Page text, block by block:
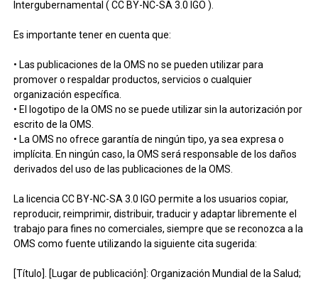
Intergubernamental ( CC BY-NC-SA 3.0 IGO ).
Es importante tener en cuenta que:
• Las publicaciones de la OMS no se pueden utilizar para
promover o respaldar productos, servicios o cualquier
organización específica.
• El logotipo de la OMS no se puede utilizar sin la autorización por
escrito de la OMS.
• La OMS no ofrece garantía de ningún tipo, ya sea expresa o
implícita. En ningún caso, la OMS será responsable de los daños
derivados del uso de las publicaciones de la OMS.
La licencia CC BY-NC-SA 3.0 IGO permite a los usuarios copiar,
reproducir, reimprimir, distribuir, traducir y adaptar libremente el
trabajo para fines no comerciales, siempre que se reconozca a la
OMS como fuente utilizando la siguiente cita sugerida:
[Título]. [Lugar de publicación]: Organización Mundial de la Salud;